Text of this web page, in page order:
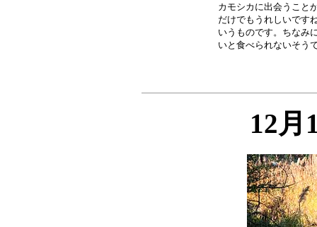
カモシカに出会うこと
だけでもうれしいです
いうものです。ちなみ
12月